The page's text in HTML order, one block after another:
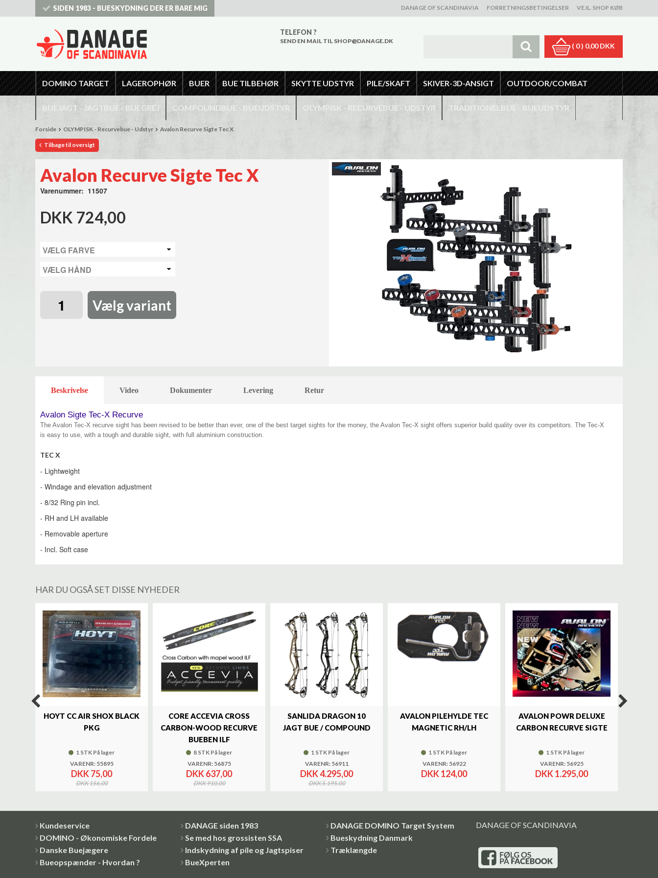
SIDEN 1983 - BUESKYDNING DER ER BARE MIG DANAGE OF SCANDINAVIA FORRETNINGSBETINGELSER VEJL. SHOP KØB
TELEFON ?
SEND EN MAIL TIL SHOP@DANAGE.DK
( 0 ) 0,00 DKK
DOMINO TARGET LAGEROPHØR BUER BUE TILBEHØR SKYTTE UDSTYR PILE/SKAFT SKIVER-3D-ANSIGT OUTDOOR/COMBAT
BUEJAGT - JAGTBUE - BUEGREJ COMPOUNDBUE - BUEUDSTYR OLYMPISK - RECURVEBUE - UDSTYR TRADITIONELBUE - BUEUDSTYR
Forside OLYMPISK - Recurvebue - Udstyr Avalon Recurve Sigte Tec X
Tilbage til oversigt
Avalon Recurve Sigte Tec X
Varenummer: 11507
DKK 724,00
Vælg variant
Beskrivelse Video Dokumenter Levering Retur
Avalon Sigte Tec-X Recurve
The Avalon Tec-X recurve sight has been revised to be better than ever, one of the best target sights for the money, the Avalon Tec-X sight offers superior build quality over its competitors. The Tec-X
is easy to use, with a tough and durable sight, with full aluminium construction.
TEC X
- Lightweight
- Windage and elevation adjustment
- 8/32 Ring pin incl.
- RH and LH available
- Removable aperture
- Incl. Soft case
HAR DU OGSÅ SET DISSE NYHEDER
HOYT CC AIR SHOX BLACK
PKG
1 STK På lager
VARENR: 55895
DKK 75,00
DKK 156,00
CORE ACCEVIA CROSS
CARBON-WOOD RECURVE
BUEBEN ILF
8 STK På lager
VARENR: 56875
DKK 637,00
DKK 910,00
SANLIDA DRAGON 10
JAGT BUE / COMPOUND
1 STK På lager
VARENR: 56911
DKK 4.295,00
DKK 5.195,00
AVALON PILEHYLDE TEC
MAGNETIC RH/LH
1 STK På lager
VARENR: 56922
DKK 124,00
AVALON POWR DELUXE
CARBON RECURVE SIGTE
1 STK På lager
VARENR: 56925
DKK 1.295,00
Kundeservice DANAGE siden 1983
DANAGE DOMINO Target System
DOMINO - Økonomiske Fordele
Se med hos grossisten SSA
Bueskydning Danmark
Danske Buejægere
Indskydning af pile og Jagtspiser
Træklængde
Bueopspænder - Hvordan ?
BueXperten
DANAGE OF SCANDINAVIA